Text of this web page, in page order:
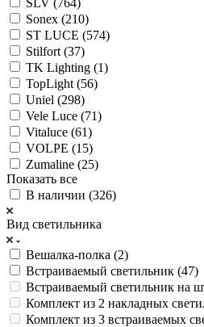
Sonex (210)
ST LUCE (574)
Stilfort (37)
TK Lighting (1)
TopLight (56)
Uniel (298)
Vele Luce (71)
Vitaluce (61)
VOLPE (15)
Zumaline (25)
Показать все
В наличии (326)
Вид светильника
Вешалка-полка (2)
Встраиваемый светильник (47)
Встраиваемый светильник на
Комплект из 2 накладных
Комплект из 3 встраиваемых